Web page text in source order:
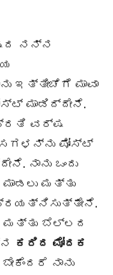
ನನ್ನ
ಇತ್ತೀಚೆಗೆ ಮಾವಾ
ಮಾಡಿದ್ದೇನೆ.
ಪ್ರತಿ ವರ್ಷ
ಪೋಸ್ಟ್
ನಾನು ಒಂದು
ಮತ್ತು
ಮತ್ತು ಬೆಲ್ಲದ
ಕರಿದ ಮೋದಕ
ನಾನು